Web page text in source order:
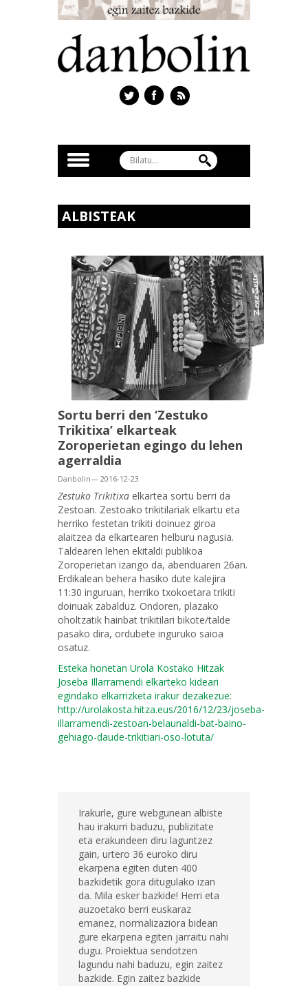
ALBISTEAK
Sortu berri den ‘Zestuko
Trikitixa’ elkarteak
Zoroperietan egingo du lehen
agerraldia
Danbolin— 2016-12-23
Zestuko Trikitixa elkartea sortu berri da
Zestoan. Zestoako trikitilariak elkartu eta
herriko festetan trikiti doinuez giroa
alaitzea da elkartearen helburu nagusia.
Taldearen lehen ekitaldi publikoa
Zoroperietan izango da, abenduaren 26an.
Erdikalean behera hasiko dute kalejira
11:30 inguruan, herriko txokoetara trikiti
doinuak zabalduz. Ondoren, plazako
oholtzatik hainbat trikitilari bikote/talde
pasako dira, ordubete inguruko saioa
osatuz.
Esteka honetan Urola Kostako Hitzak
Joseba Illarramendi elkarteko kideari
egindako elkarrizketa irakur dezakezue:
http://urolakosta.hitza.eus/2016/12/23/joseba-
illarramendi-zestoan-belaunaldi-bat-baino-
gehiago-daude-trikitiari-oso-lotuta/
Irakurle, gure webgunean albiste
hau irakurri baduzu, publizitate
eta erakundeen diru laguntzez
gain, urtero 36 euroko diru
ekarpena egiten duten 400
bazkidetik gora ditugulako izan
da. Mila esker bazkide! Herri eta
auzoetako berri euskaraz
emanez, normalizaziora bidean
gure ekarpena egiten jarraitu nahi
dugu. Proiektua sendotzen
lagundu nahi baduzu, egin zaitez
bazkide. Egin zaitez bazkide